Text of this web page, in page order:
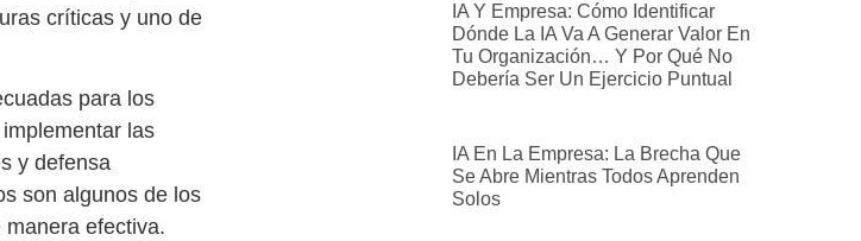
críticas y uno de
para los
las
y defensa
son algunos de los
manera efectiva.
IA Y Empresa: Cómo Identificar
Dónde La IA Va A Generar Valor En
Tu Organización… Y Por Qué No
Debería Ser Un Ejercicio Puntual
IA En La Empresa: La Brecha Que
Se Abre Mientras Todos Aprenden
Solos